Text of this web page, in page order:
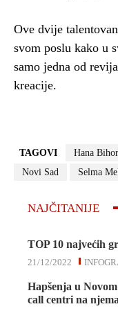
Ove dvije
svom poslu kako u
samo jedna od
kreacije.
TAGOVI Hana
Novi Sad
Selma
NAJČITANIJE
TOP 10 najvećih
21/12/2022
Hapšenja u
call centri na